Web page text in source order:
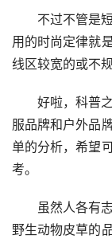
不过不管是
用的时尚定律就
线区较宽的或不
好啦，科普
服品牌和户外品
单的分析，希望
考。
虽然人各有
野生动物皮草的